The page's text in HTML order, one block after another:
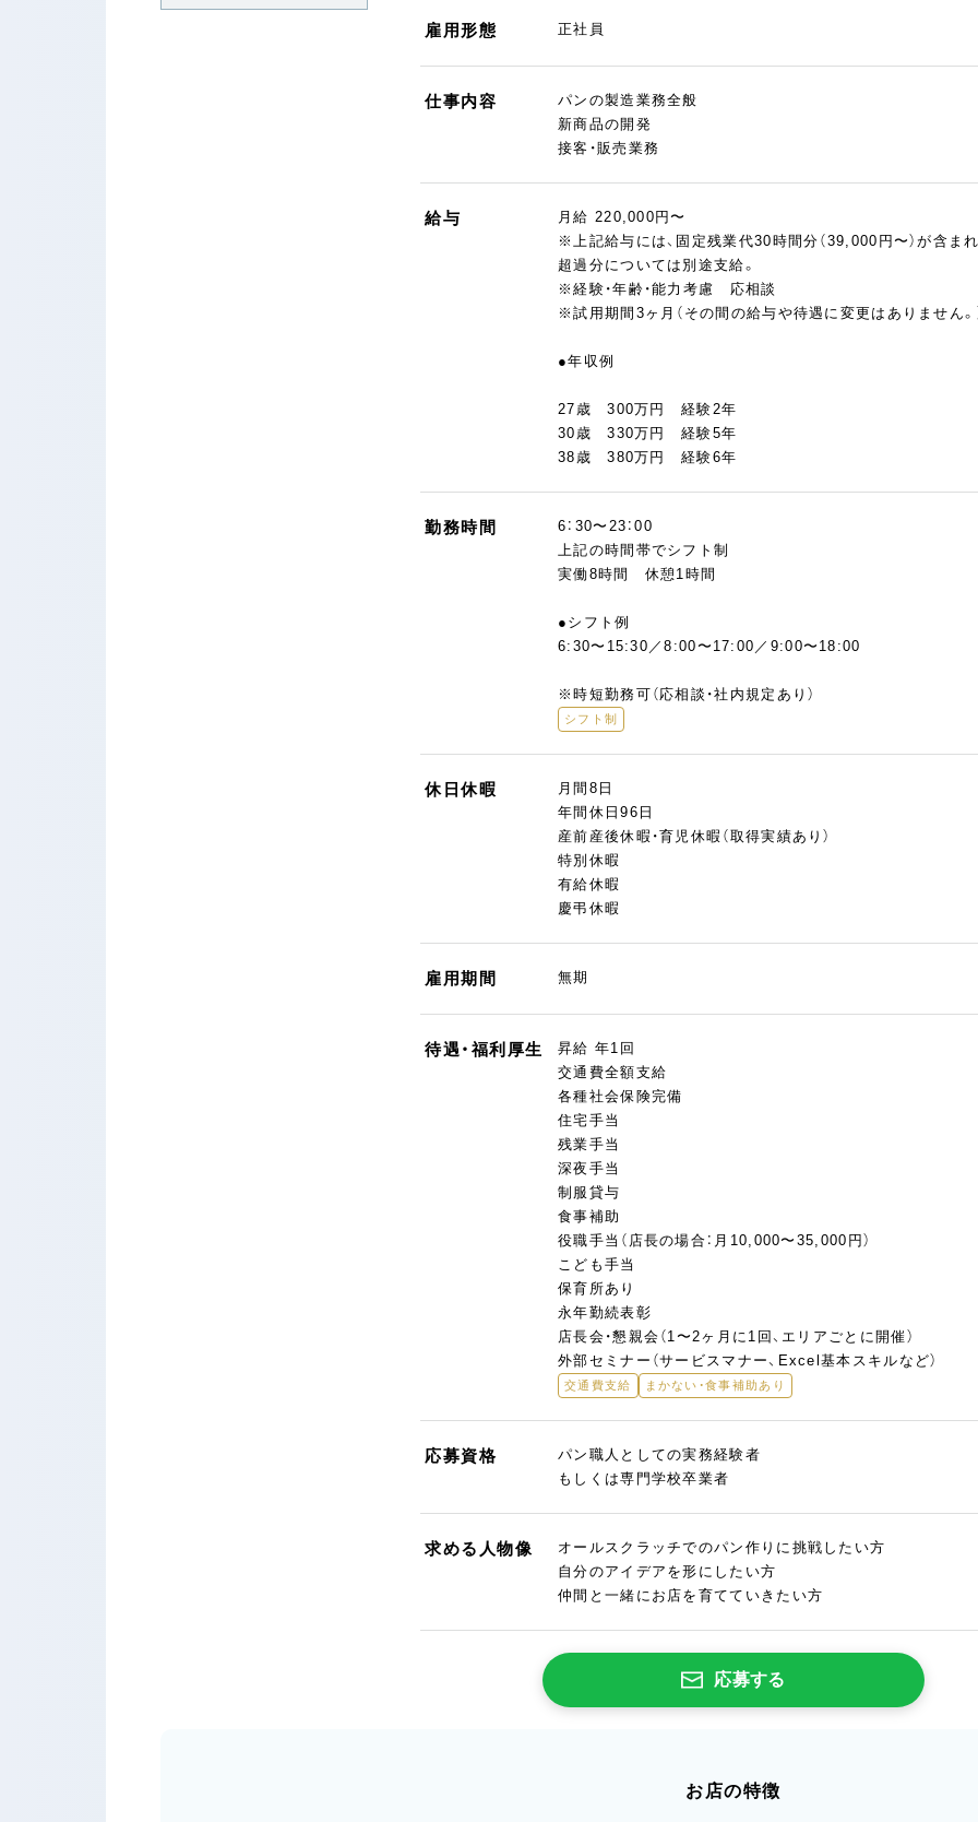
雇用形態 正社員
仕事内容
パンの製造業務全般
新商品の開発
接客・販売業務
給与
月給 220,000円〜
※上記給与には、固定残業代30時間分（39,000円〜）が含まれ
超過分については別途支給。
※経験・年齢・能力考慮 応相談
※試用期間3ヶ月（その間の給与や待遇に変更はありません。
●年収例
27歳 300万円 経験2年
30歳 330万円 経験5年
38歳 380万円 経験6年
勤務時間
6：30〜23：00
上記の時間帯でシフト制
実働8時間 休憩1時間
●シフト例
6:30〜15:30／8:00〜17:00／9:00〜18:00
※時短勤務可（応相談・社内規定あり）
シフト制
休日休暇
月間8日
年間休日96日
産前産後休暇・育児休暇（取得実績あり）
特別休暇
有給休暇
慶弔休暇
雇用期間 無期
待遇・福利厚生
昇給 年1回
交通費全額支給
各種社会保険完備
住宅手当
残業手当
深夜手当
制服貸与
食事補助
役職手当（店長の場合：月10,000〜35,000円）
こども手当
保育所あり
永年勤続表彰
店長会・懇親会（1〜2ヶ月に1回、エリアごとに開催）
外部セミナー（サービスマナー、Excel基本スキルなど）
交通費支給 まかない・食事補助あり
応募資格
パン職人としての実務経験者
もしくは専門学校卒業者
求める人物像
オールスクラッチでのパン作りに挑戦したい方
自分のアイデアを形にしたい方
仲間と一緒にお店を育てていきたい方
応募する
お店の特徴